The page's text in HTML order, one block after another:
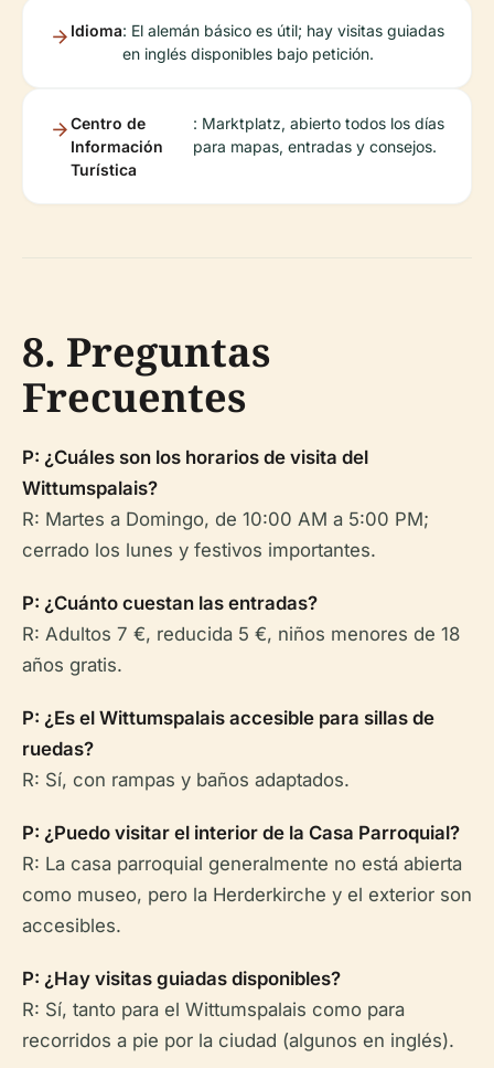
Idioma: El alemán básico es útil; hay visitas guiadas
en inglés disponibles bajo petición.
Centro de
Información
Turística
: Marktplatz, abierto todos los días
para mapas, entradas y consejos.
8. Preguntas
Frecuentes
P: ¿Cuáles son los horarios de visita del
Wittumspalais?
R: Martes a Domingo, de 10:00 AM a 5:00 PM;
cerrado los lunes y festivos importantes.
P: ¿Cuánto cuestan las entradas?
R: Adultos 7 €, reducida 5 €, niños menores de 18
años gratis.
P: ¿Es el Wittumspalais accesible para sillas de
ruedas?
R: Sí, con rampas y baños adaptados.
P: ¿Puedo visitar el interior de la Casa Parroquial?
R: La casa parroquial generalmente no está abierta
como museo, pero la Herderkirche y el exterior son
accesibles.
P: ¿Hay visitas guiadas disponibles?
R: Sí, tanto para el Wittumspalais como para
recorridos a pie por la ciudad (algunos en inglés).